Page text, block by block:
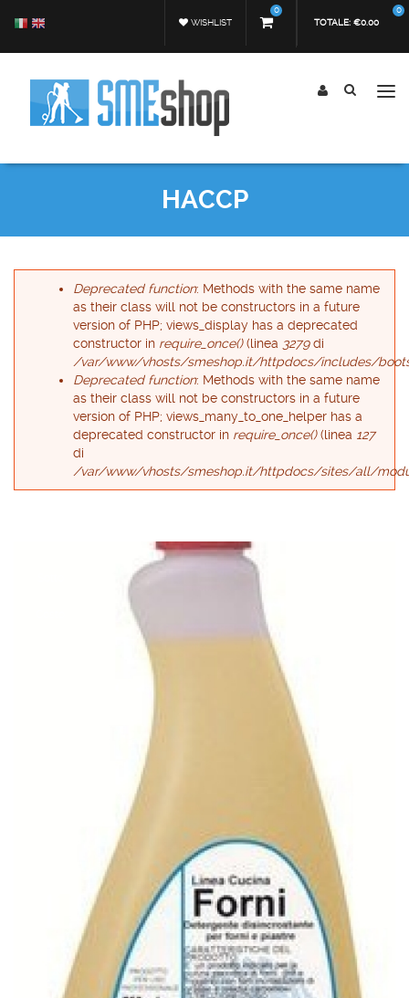
TOTALE: €0.00
0
WISHLIST
0
Form di ricerca
Cerca
HACCP
Messaggio di errore
Deprecated function: Methods with the same name
as their class will not be constructors in a future
version of PHP; views_display has a deprecated
constructor in require_once()(linea 3279di
/var/www/vhosts/smeshop.it/httpdocs/includes/
Deprecated function: Methods with the same name
as their class will not be constructors in a future
version of PHP; views_many_to_one_helper has a
deprecated constructor in require_once()(linea 127
di
/var/www/vhosts/smeshop.it/httpdocs/sites/all/